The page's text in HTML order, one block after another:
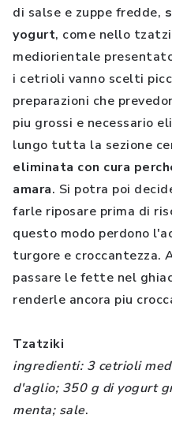
di salse e zuppe fredde,
yogurt, come nello
mediorientale
i cetrioli vanno scelti
preparazioni che
piu grossi e necessario
lungo tutta la sezione
eliminata con cura
amara. Si potra poi
farle riposare prima di
questo modo perdono
turgore e croccantezza.
passare le fette nel
renderle ancora piu
Tzatziki
ingredienti: 3 cetrioli
d'aglio; 350 g di yogurt
menta; sale.